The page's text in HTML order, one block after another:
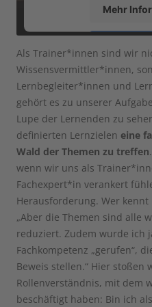
Mehr
powered by
Als Trainer*innen sind wir
Wissensvermittler*innen,
Lernbegleiter*innen und
gehört es zu unserer
Lupe der Lernenden zu
definierten Lernzielen eine
Wald der Themen zu treffen
wenn wir uns als
Fachexpert*in verankert
Herausforderung. Wer
„Aber die Themen sind alle
reduziert. Zudem wurde ich
Fachkompetenz „gerufen“,
Beweis stellen.“ Hier stoßen
Rollenverständnis, mit dem
beschäftigt haben: Bin ich